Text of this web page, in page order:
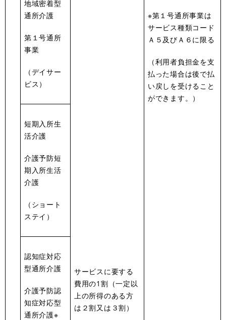
サービスに要する
費用の1割（一定以
上の所得のある方
は２割又は３割）
地域密着型
通所介護
第１号通所
事業
（デイサー
ビス）
※第１号通所事業は
サービス種類コード
Ａ５及びＡ６に限る
（利用者負担金を支
払った場合は後で払
い戻しを受けること
ができます。）
短期入所生
活介護
介護予防短
期入所生活
介護
（ショート
ステイ）
認知症対応
型通所介護
介護予防認
知症対応型
通所介護※